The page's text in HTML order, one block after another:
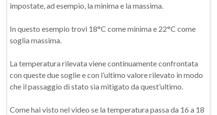
impostate, ad esempio, la minima e la massima.
In questo esempio trovi 18°C come minima e 22°C come
soglia massima.
La temperatura rilevata viene continuamente confrontata
con queste due soglie e con l’ultimo valore rilevato in modo
che il passaggio di stato sia mitigato da quest’ultimo.
Come hai visto nel video se la temperatura passa da 16 a 18